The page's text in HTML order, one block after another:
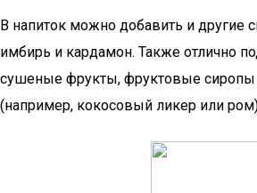
В напиток можно добавить и другие
имбирь и кардамон. Также отлично
сушеные фрукты, фруктовые сиропы
(например, кокосовый ликер или